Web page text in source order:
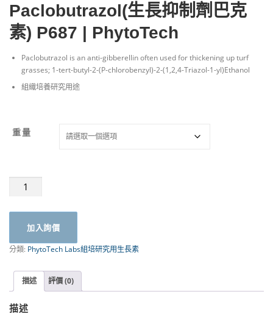
Paclobutrazol(生長抑制劑巴克
素) P687 | PhytoTech
Paclobutrazol is an anti-gibberellin often used for thickening up turf
grasses; 1-tert-butyl-2-(P-chlorobenzyl)-2-(1,2,4-Triazol-1-yl)Ethanol
組織培養研究用途
重量
Paclobutrazol(生
巴
克
P687
|
PhytoTech
數
加入詢價
分類: PhytoTech Labs組培研究用生長素
描述 評價 (0)
描述